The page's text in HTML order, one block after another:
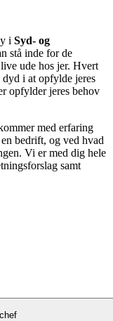
i Syd- og
stå inde for de
ude hos jer. Hvert
i at opfylde jeres
opfylder jeres behov
med erfaring
bedrift, og ved hvad
Vi er med dig hele
samt